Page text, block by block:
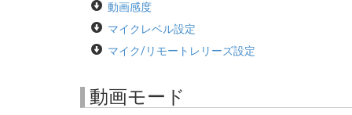
動画感度
マイクレベル設定
マイク/リモートレリーズ設定
動画モード